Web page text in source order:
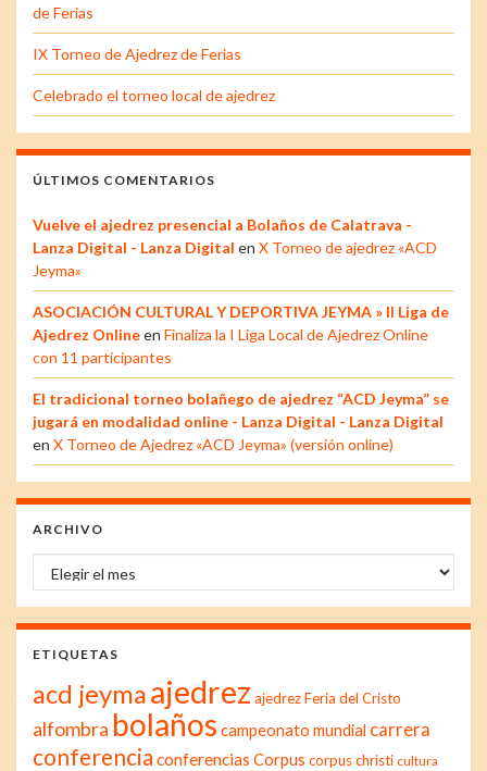
de Ferias
IX Torneo de Ajedrez de Ferias
Celebrado el torneo local de ajedrez
ÚLTIMOS COMENTARIOS
Vuelve el ajedrez presencial a Bolaños de Calatrava -
Lanza Digital - Lanza Digital en X Torneo de ajedrez «ACD
Jeyma»
ASOCIACIÓN CULTURAL Y DEPORTIVA JEYMA » II Liga de
Ajedrez Onlineen Finaliza la I Liga Local de Ajedrez Online
con 11 participantes
El tradicional torneo bolañego de ajedrez “ACD Jeyma” se
jugará en modalidad online - Lanza Digital - Lanza Digital
en X Torneo de Ajedrez «ACD Jeyma» (versión online)
ARCHIVO
Archivo
ETIQUETAS
acd jeymaajedrez ajedrez Feria del Cristo
alfombra bolaños campeonato mundial carrera
conferencia conferencias Corpus corpus christi cultura